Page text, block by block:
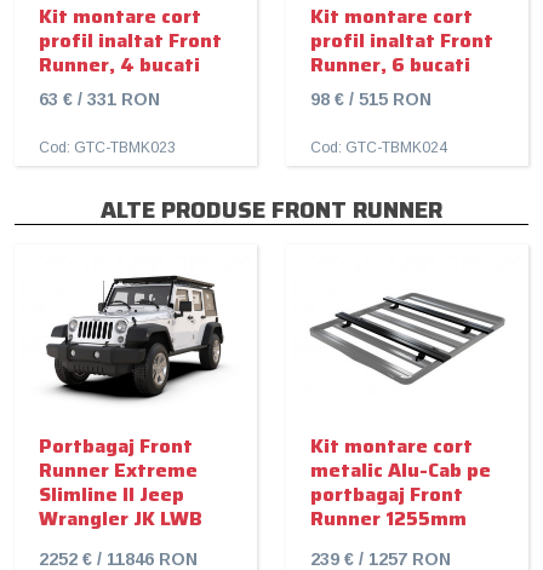
Kit montare cort
profil inaltat Front
Runner, 4 bucati
63 € / 331 RON
Cod: GTC-TBMK023
Kit montare cort
profil inaltat Front
Runner, 6 bucati
98 € / 515 RON
Cod: GTC-TBMK024
ALTE PRODUSE FRONT RUNNER
Portbagaj Front
Runner Extreme
Slimline II Jeep
Wrangler JK LWB
2252 € / 11846 RON
Kit montare cort
metalic Alu-Cab pe
portbagaj Front
Runner 1255mm
239 € / 1257 RON